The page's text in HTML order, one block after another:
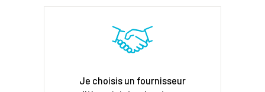
Je choisis un fournisseur